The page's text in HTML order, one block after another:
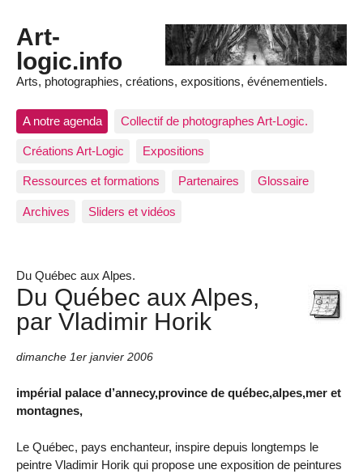
Art-
logic.info
Arts, photographies, créations, expositions, événementiels.
A notre agenda Collectif de photographes Art-Logic.
Créations Art-Logic Expositions
Ressources et formations Partenaires Glossaire
Archives Sliders et vidéos
Du Québec aux Alpes.
Du Québec aux Alpes,
par Vladimir Horik
dimanche 1er janvier 2006
impérial palace d’annecy,province de québec,alpes,mer et
montagnes,
Le Québec, pays enchanteur, inspire depuis longtemps le
peintre Vladimir Horik qui propose une exposition de peintures